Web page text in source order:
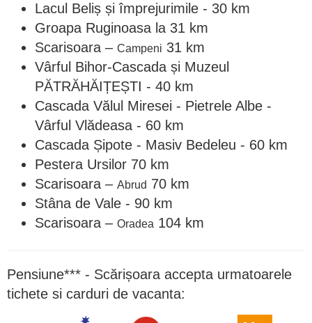
Lacul Beliș și împrejurimile - 30 km
Groapa Ruginoasa la 31 km
Scarisoara – Campeni 31 km
Vârful Bihor-Cascada și Muzeul
PĂTRĂHĂIȚEȘTI - 40 km
Cascada Vălul Miresei - Pietrele Albe -
Vârful Vlădeasa - 60 km
Cascada Șipote - Masiv Bedeleu - 60 km
Pestera Ursilor 70 km
Scarisoara – Abrud 70 km
Stâna de Vale - 90 km
Scarisoara – Oradea 104 km
Pensiune*** - Scărișoara accepta urmatoarele
tichete si carduri de vacanta: